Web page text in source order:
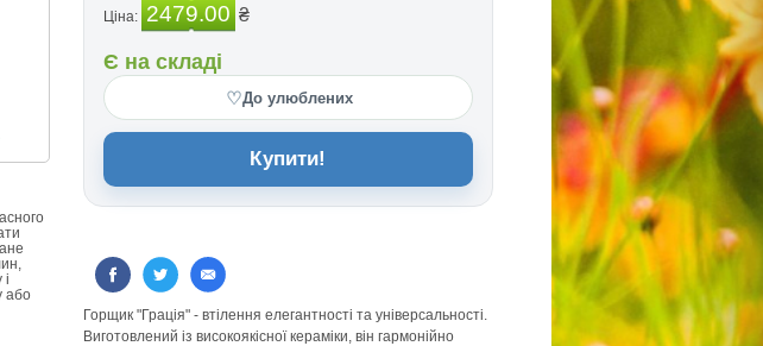
або
Ціна: 2479.00 ₴
Є на складі
♡До улюблених
Купити!
Горщик "Грація" - втілення елегантності та універсальності.
Виготовлений із високоякісної кераміки, він гармонійно